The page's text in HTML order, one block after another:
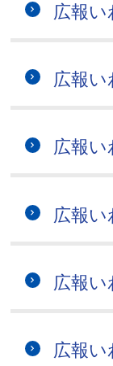
広報い
広報い
広報い
広報い
広報い
広報